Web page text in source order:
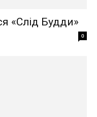
«Слід Будди»
0